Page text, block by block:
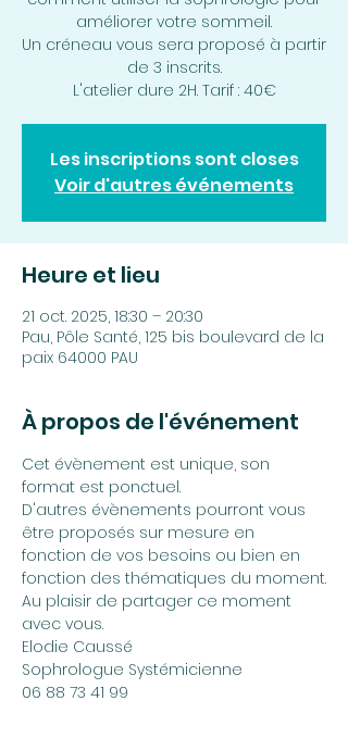
améliorer votre sommeil.
Un créneau vous sera proposé à partir
de 3 inscrits.
L'atelier dure 2H. Tarif : 40€
Les inscriptions sont closes
Voir d'autres événements
Heure et lieu
21 oct. 2025, 18:30 – 20:30
Pau, Pôle Santé, 125 bis boulevard de la
paix 64000 PAU
À propos de l'événement
Cet évènement est unique, son
format est ponctuel.
D'autres évènements pourront vous
être proposés sur mesure en
fonction de vos besoins ou bien en
fonction des thématiques du moment.
Au plaisir de partager ce moment
avec vous.
Elodie Caussé
Sophrologue Systémicienne
06 88 73 41 99